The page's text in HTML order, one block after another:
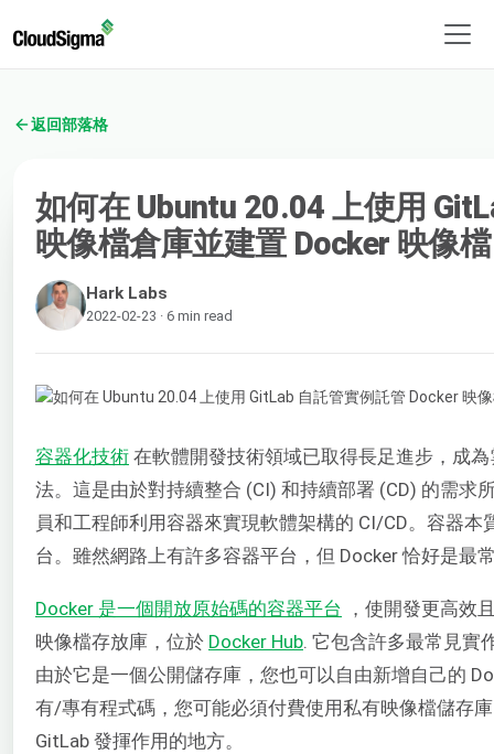
返回部落格
如何在 Ubuntu 20.04 上使用
映像檔倉庫並建置 Docker 映像檔
Hark Labs
2022-02-23 · 6 min read
容器化技術 在軟體開發技術領域已取得長足進步，成
法。這是由於對持續整合 (CI) 和持續部署 (CD) 的需求
員和工程師利用容器來實現軟體架構的 CI/CD。容器
台。雖然網路上有許多容器平台，但 Docker 恰好是最
Docker 是一個開放原始碼的容器平台 ，使開發更高效
映像檔存放庫，位於 Docker Hub. 它包含許多最常見實
由於它是一個公開儲存庫，您也可以自由新增自己的
有/專有程式碼，您可能必須付費使用私有映像檔儲存
GitLab 發揮作用的地方。